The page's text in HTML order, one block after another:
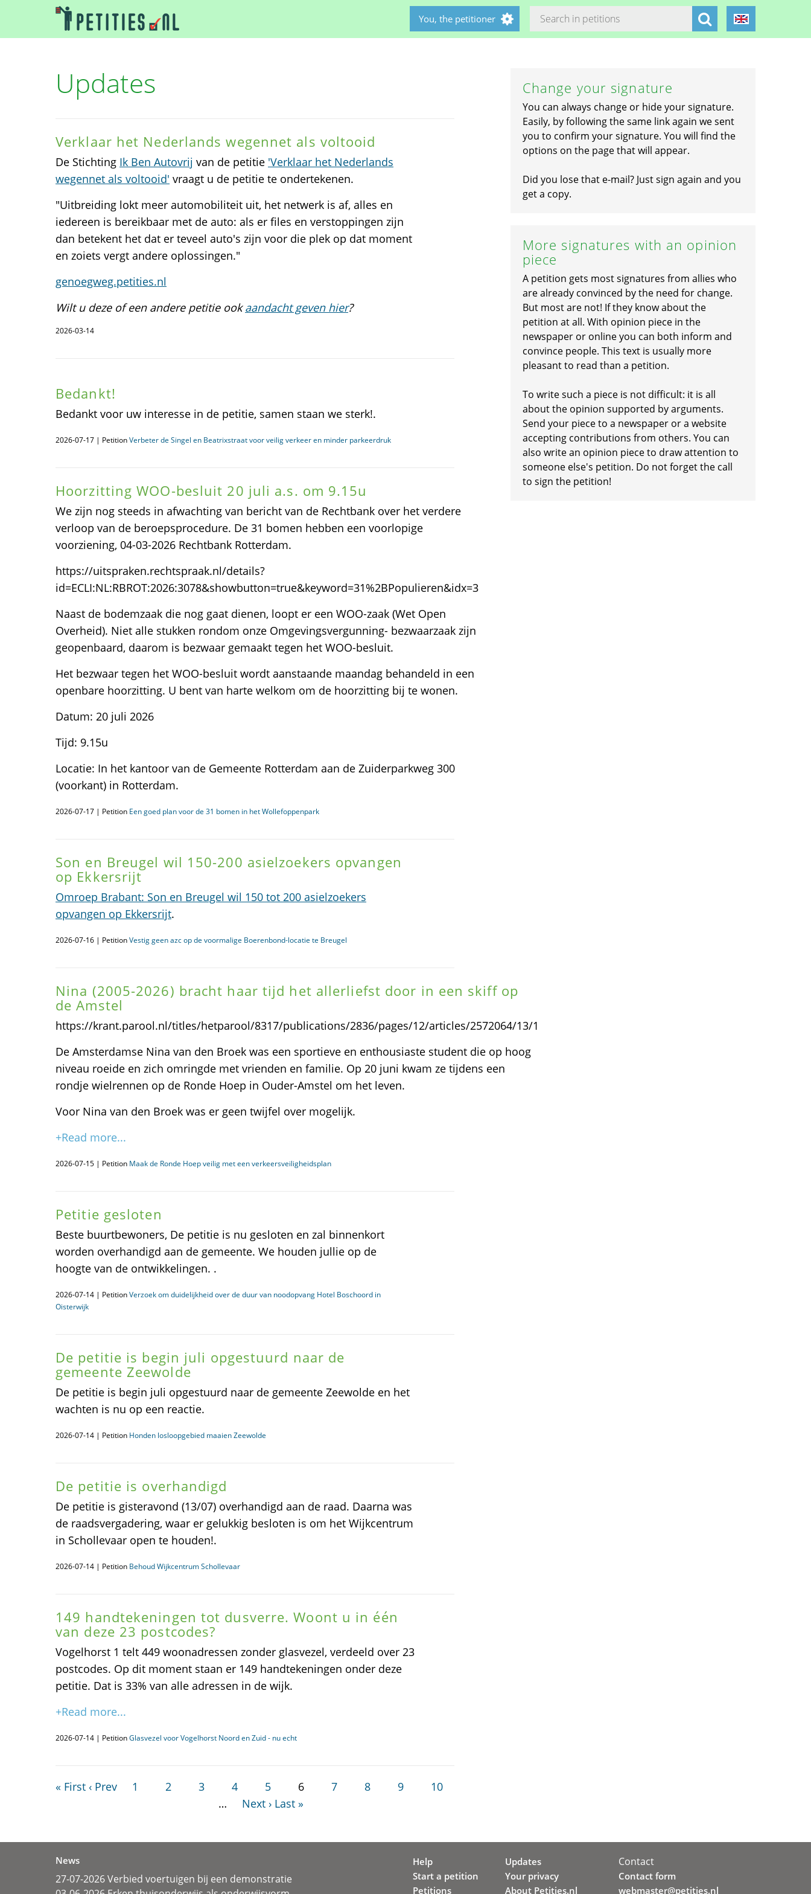
You, the petitioner
Updates
Verklaar het Nederlands wegennet als voltooid
De Stichting Ik Ben Autovrij van de petitie 'Verklaar het Nederlands
wegennet als voltooid' vraagt u de petitie te ondertekenen.
"Uitbreiding lokt meer automobiliteit uit, het netwerk is af, alles en
iedereen is bereikbaar met de auto: als er files en verstoppingen zijn
dan betekent het dat er teveel auto's zijn voor die plek op dat moment
en zoiets vergt andere oplossingen."
genoegweg.petities.nl
Wilt u deze of een andere petitie ookaandacht geven hier?
2026-03-14
Bedankt!
Bedankt voor uw interesse in de petitie, samen staan we sterk!.
2026-07-17 | PetitionVerbeter de Singel en Beatrixstraat voor veilig verkeer en minder parkeerdruk
Hoorzitting WOO-besluit 20 juli a.s. om 9.15u
We zijn nog steeds in afwachting van bericht van de Rechtbank over het verdere
verloop van de beroepsprocedure. De 31 bomen hebben een voorlopige
voorziening, 04-03-2026 Rechtbank Rotterdam.
https://uitspraken.rechtspraak.nl/details?
id=ECLI:NL:RBROT:2026:3078&showbutton=true&keyword=31%2BPopulieren&idx=3
Naast de bodemzaak die nog gaat dienen, loopt er een WOO-zaak (Wet Open
Overheid). Niet alle stukken rondom onze Omgevingsvergunning- bezwaarzaak zijn
geopenbaard, daarom is bezwaar gemaakt tegen het WOO-besluit.
Het bezwaar tegen het WOO-besluit wordt aanstaande maandag behandeld in een
openbare hoorzitting. U bent van harte welkom om de hoorzitting bij te wonen.
Datum: 20 juli 2026
Tijd: 9.15u
Locatie: In het kantoor van de Gemeente Rotterdam aan de Zuiderparkweg 300
(voorkant) in Rotterdam.
2026-07-17 | Petition Een goed plan voor de 31 bomen in het Wollefoppenpark
Son en Breugel wil 150-200 asielzoekers opvangen
op Ekkersrijt
Omroep Brabant: Son en Breugel wil 150 tot 200 asielzoekers
opvangen op Ekkersrijt.
2026-07-16 | PetitionVestig geen azc op de voormalige Boerenbond-locatie te Breugel
Nina (2005-2026) bracht haar tijd het allerliefst door in een skiff op
de Amstel
https://krant.parool.nl/titles/hetparool/8317/publications/2836/pages/12/articles/2572064/13/1
De Amsterdamse Nina van den Broek was een sportieve en enthousiaste student die op hoog
niveau roeide en zich omringde met vrienden en familie. Op 20 juni kwam ze tijdens een
rondje wielrennen op de Ronde Hoep in Ouder-Amstel om het leven.
Voor Nina van den Broek was er geen twijfel over mogelijk.
+Read more...
2026-07-15 | Petition Maak de Ronde Hoep veilig met een verkeersveiligheidsplan
Petitie gesloten
Beste buurtbewoners, De petitie is nu gesloten en zal binnenkort
worden overhandigd aan de gemeente. We houden jullie op de
hoogte van de ontwikkelingen. .
2026-07-14 | PetitionVerzoek om duidelijkheid over de duur van noodopvang Hotel Boschoord in
Oisterwijk
De petitie is begin juli opgestuurd naar de
gemeente Zeewolde
De petitie is begin juli opgestuurd naar de gemeente Zeewolde en het
wachten is nu op een reactie.
2026-07-14 | Petition Honden losloopgebied maaien Zeewolde
De petitie is overhandigd
De petitie is gisteravond (13/07) overhandigd aan de raad. Daarna was
de raadsvergadering, waar er gelukkig besloten is om het Wijkcentrum
in Schollevaar open te houden!.
2026-07-14 | Petition Behoud Wijkcentrum Schollevaar
149 handtekeningen tot dusverre. Woont u in één
van deze 23 postcodes?
Vogelhorst 1 telt 449 woonadressen zonder glasvezel, verdeeld over 23
postcodes. Op dit moment staan er 149 handtekeningen onder deze
petitie. Dat is 33% van alle adressen in de wijk.
+Read more...
2026-07-14 | PetitionGlasvezel voor Vogelhorst Noord en Zuid - nu echt
« First ‹ Prev 1 2 3 4 5 6 7 8 9
10
…
Next › Last »
Change your signature
You can always change or hide your signature.
Easily, by following the same link again we sent
you to confirm your signature. You will find the
options on the page that will appear.
Did you lose that e-mail? Just sign again and you
get a copy.
More signatures with an opinion
piece
A petition gets most signatures from allies who
are already convinced by the need for change.
But most are not! If they know about the
petition at all. With opinion piece in the
newspaper or online you can both inform and
convince people. This text is usually more
pleasant to read than a petition.
To write such a piece is not difficult: it is all
about the opinion supported by arguments.
Send your piece to a newspaper or a website
accepting contributions from others. You can
also write an opinion piece to draw attention to
someone else's petition. Do not forget the call
to sign the petition!
News
27-07-2026 Verbied voertuigen bij een demonstratie
Help
Start a petition
Petitions
Updates
Your privacy
About Petities.nl
Contact
Contact form
webmaster@petities.nl